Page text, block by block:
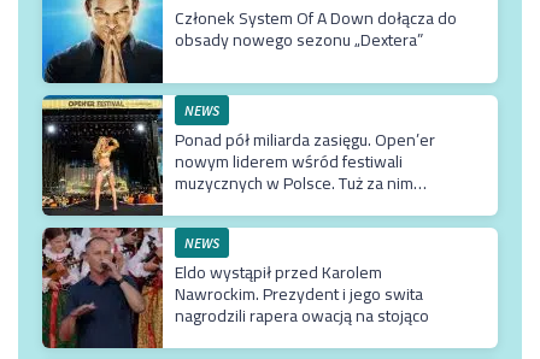
Członek System Of A Down dołącza do
obsady nowego sezonu „Dextera”
NEWS
Ponad pół miliarda zasięgu. Open’er
nowym liderem wśród festiwali
muzycznych w Polsce. Tuż za nim
NEWS
Eldo wystąpił przed Karolem
Nawrockim. Prezydent i jego swita
nagrodzili rapera owacją na stojąco